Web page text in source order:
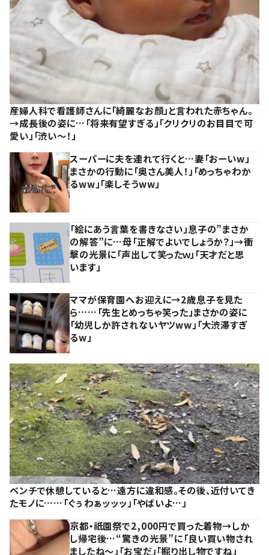
産婦人科で看護師さんに「綺麗なお顔」と言われた赤ちゃん。
→成長後の姿に…「将来有望すぎる」「クリクリのお目目で可
愛い」「渋い～！」
スーパーに夫を連れて行くと…妻「おーいw」
まさかの行動に「奥さん美人！」「めっちゃわか
るww」「楽しそうww」
「絵にあう言葉を書きなさい」息子の”まさか
の解答”に…母「正解でよいでしょうか？」→衝
撃の光景に「声出して笑ったｗ」「天才だと思
います」
ママが保育園へお迎えに→2歳息子を見た
ら……「先生とめっちゃ笑った」まさかの姿に
「幼児しか許されないヤツww」「大渋滞すぎ
るw」
ベンチで休憩していると…遠方に違和感。その後、近付いてき
たモノに……「ぐぅわぁッッッ」「やばいよ…」
京都・祇園祭で2,000円で買った着物→しか
し帰宅後…“驚きの光景”に「良い買い物され
ましたね～」「お宝だ」「掘り出し物ですね」